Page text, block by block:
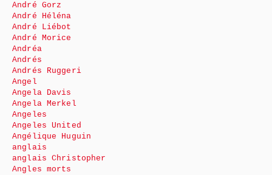
André Gorz
André Héléna
André Liébot
André Morice
Andréa
Andrés
Andrés Ruggeri
Angel
Angela Davis
Angela Merkel
Angeles
Angeles United
Angélique Huguin
anglais
anglais Christopher
Angles morts